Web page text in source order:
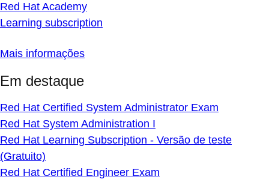
Red Hat Academy
Learning subscription
Mais informações
Em destaque
Red Hat Certified System Administrator Exam
Red Hat System Administration I
Red Hat Learning Subscription - Versão de teste
(Gratuito)
Red Hat Certified Engineer Exam